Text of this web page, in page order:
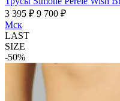
3 395 ₽ 9 700 ₽
Мск
LAST
SIZE
-50%